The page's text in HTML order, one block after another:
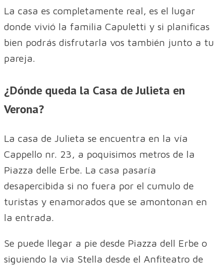
La casa es completamente real, es el lugar
donde vivió la familia Capuletti y si planificas
bien podrás disfrutarla vos también junto a tu
pareja.
¿Dónde queda la Casa de Julieta en
Verona?
La casa de Julieta se encuentra en la vía
Cappello nr. 23, a poquisimos metros de la
Piazza delle Erbe. La casa pasaría
desapercibida si no fuera por el cumulo de
turistas y enamorados que se amontonan en
la entrada.
Se puede llegar a pie desde Piazza dell Erbe o
siguiendo la via Stella desde el Anfiteatro de